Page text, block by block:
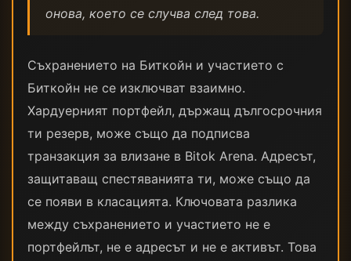
онова, което се случва след това.
Съхранението на Биткойн и участието с
Биткойн не се изключват взаимно.
Хардуерният портфейл, държащ дългосрочния
ти резерв, може също да подписва
транзакция за влизане в Bitok Arena. Адресът,
защитаващ спестяванията ти, може също да
се появи в класацията. Ключовата разлика
между съхранението и участието не е
портфейлът, не е адресът и не е активът. Това